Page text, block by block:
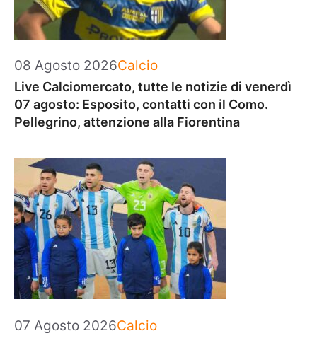
08 Agosto 2026Categorie
Calcio
Live Calciomercato, tutte le notizie di venerdì
07 agosto: Esposito, contatti con il Como.
Pellegrino, attenzione alla Fiorentina
07 Agosto 2026Categorie
Calcio